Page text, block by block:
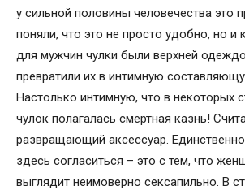
у сильной половины человечества это
поняли, что это не просто удобно, но и
для мужчин чулки были верхней
превратили их в интимную
Настолько интимную, что в некоторых
чулок полагалась смертная казнь!
развращающий аксессуар.
здесь согласиться – это с тем, что
выглядит неимоверно сексапильно. В